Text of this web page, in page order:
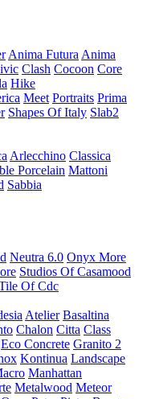
Anima Futura Anima
Clash Cocoon Core
Hike
Meet Portraits Prima
Shapes Of Italy Slab2
Arlecchino Classica
Porcelain Mattoni
Sabbia
Neutra 6.0 Onyx More
Studios Of Casamood
Of Cdc
Atelier Basaltina
Chalon Citta Class
Eco Concrete Granito 2
Kontinua Landscape
Manhattan
Metalwood Meteor